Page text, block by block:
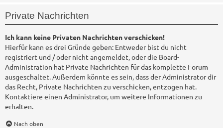
Private Nachrichten
Ich kann keine Privaten Nachrichten verschicken!
Hierfür kann es drei Gründe geben: Entweder bist du nicht
registriert und / oder nicht angemeldet, oder die Board-
Administration hat Private Nachrichten für das komplette Forum
ausgeschaltet. Außerdem könnte es sein, dass der Administrator dir
das Recht, Private Nachrichten zu verschicken, entzogen hat.
Kontaktiere einen Administrator, um weitere Informationen zu
erhalten.
Nach oben